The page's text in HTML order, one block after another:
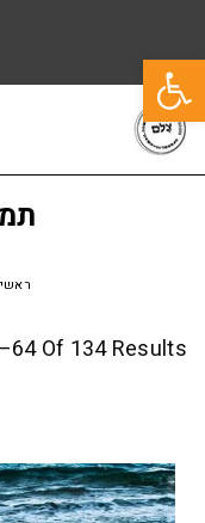
פתח סרגל נגישות
ראשי
Of 134 Results